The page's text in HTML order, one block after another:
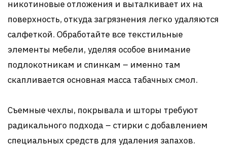
никотиновые отложения и выталкивает их на
поверхность, откуда загрязнения легко удаляются
салфеткой. Обработайте все текстильные
элементы мебели, уделяя особое внимание
подлокотникам и спинкам – именно там
скапливается основная масса табачных смол.
Съемные чехлы, покрывала и шторы требуют
радикального подхода – стирки с добавлением
специальных средств для удаления запахов.